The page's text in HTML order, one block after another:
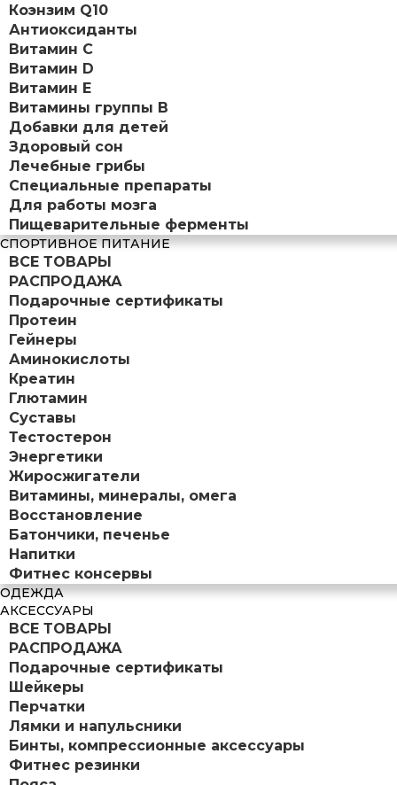
Коэнзим Q10
Антиоксиданты
Витамин С
Витамин D
Витамин Е
Витамины группы B
Добавки для детей
Здоровый сон
Лечебные грибы
Специальные препараты
Для работы мозга
Пищеварительные ферменты
СПОРТИВНОЕ ПИТАНИЕ
ВСЕ ТОВАРЫ
РАСПРОДАЖА
Подарочные сертификаты
Протеин
Гейнеры
Аминокислоты
Креатин
Глютамин
Суставы
Тестостерон
Энергетики
Жиросжигатели
Витамины, минералы, омега
Восстановление
Батончики, печенье
Напитки
Фитнес консервы
ОДЕЖДА
АКСЕССУАРЫ
ВСЕ ТОВАРЫ
РАСПРОДАЖА
Подарочные сертификаты
Шейкеры
Перчатки
Лямки и напульсники
Бинты, компрессионные аксессуары
Фитнес резинки